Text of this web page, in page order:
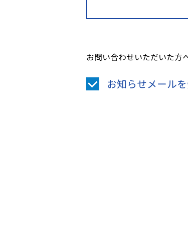
お問い合わせいただいた方
お知らせメール